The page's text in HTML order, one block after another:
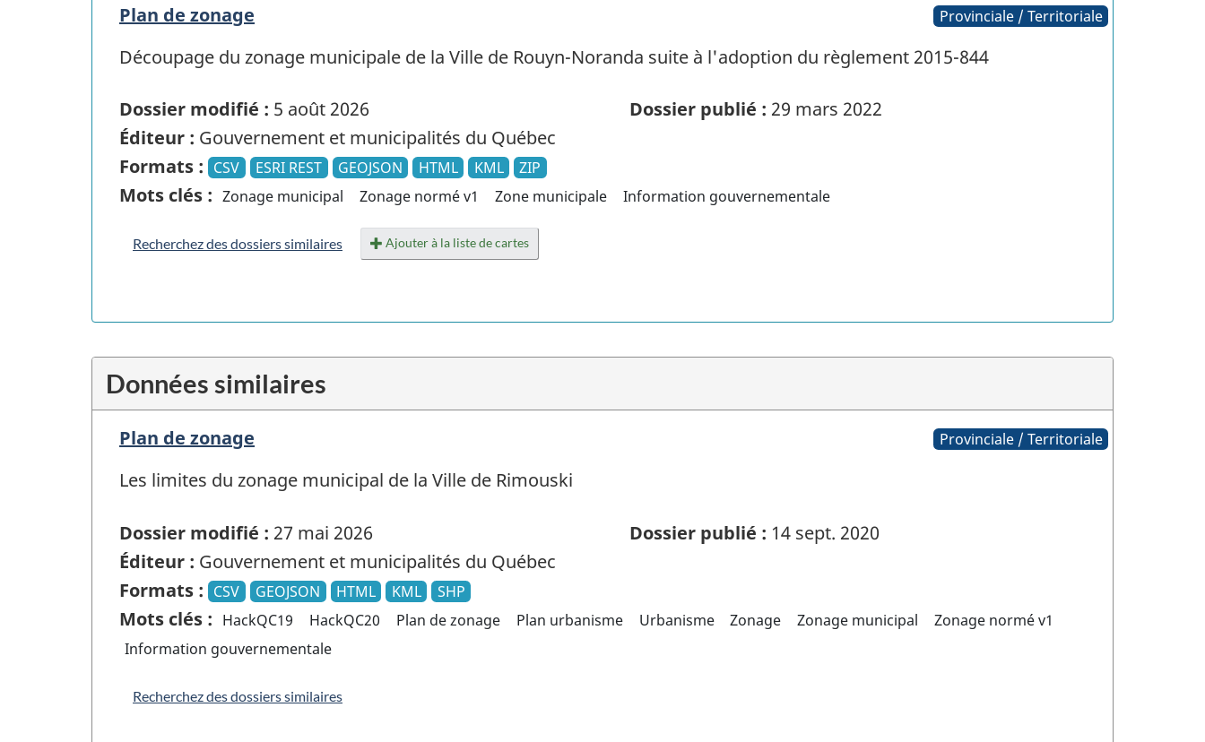
Plan de zonage Provinciale / Territoriale
Découpage du zonage municipale de la Ville de Rouyn-Noranda suite à l'adoption du règlement 2015-844
Dossier modifié : 5 août 2026 Dossier publié : 29 mars 2022
Éditeur : Gouvernement et municipalités du Québec
Formats : CSV ESRI REST GEOJSON HTML KML ZIP
Mots clés : Zonage municipal Zonage normé v1 Zone municipale Information gouvernementale
Recherchez des dossiers similaires Ajouter à la liste de cartes
Données similaires
Plan de zonage Provinciale / Territoriale
Les limites du zonage municipal de la Ville de Rimouski
Dossier modifié : 27 mai 2026 Dossier publié : 14 sept. 2020
Éditeur : Gouvernement et municipalités du Québec
Formats : CSV GEOJSON HTML KML SHP
Mots clés : HackQC19 HackQC20 Plan de zonage Plan urbanisme Urbanisme Zonage Zonage municipal
Zonage normé v1
Information gouvernementale
Recherchez des dossiers similaires